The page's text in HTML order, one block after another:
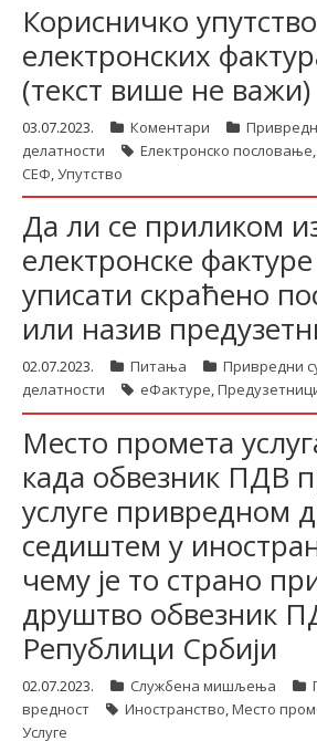
Корисничко
електронских
(текст више не важи)
03.07.2023. Коментари
делатности
Електронско пословање,
СЕФ,Упутство
Да ли се приликом
електронске
уписати скраћено
или назив
02.07.2023. Питања
Привредни
делатности
еФактуре,
Место промета
када обвезник ПДВ
услуге привредном
седиштем у
чему је то страно
друштво обвезник
Републици Србији
02.07.2023. Службена мишљења
вредност
Иностранство,Место
Услуге